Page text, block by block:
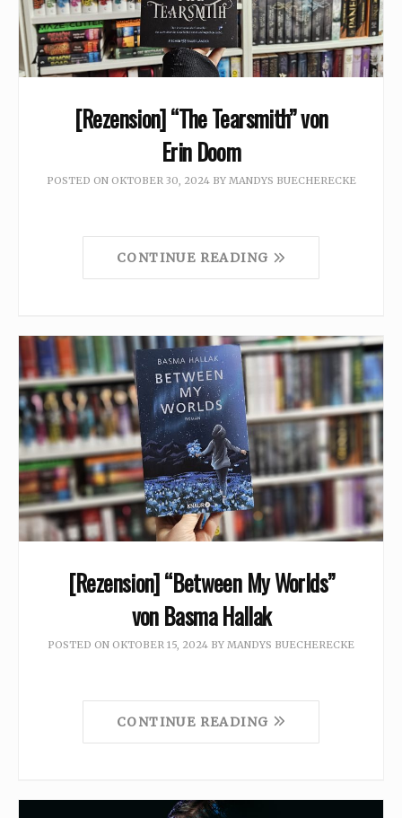
[Rezension] “The Tearsmith” von
Erin Doom
POSTED ON OKTOBER 30, 2024BY MANDYS BUECHERECKE
CONTINUE READING
[Rezension] “Between My Worlds”
von Basma Hallak
POSTED ON OKTOBER 15, 2024 BY MANDYS BUECHERECKE
CONTINUE READING